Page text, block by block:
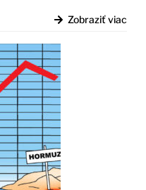
Zobraziť viac